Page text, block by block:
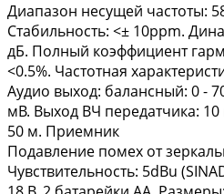
Диапазон несущей частоты:
Стабильность: <± 10ppm.
дБ. Полный коэффициент
<0.5%. Частотная
Аудио выход: балансный: 0 -
мВ. Выход ВЧ передатчика:
50 м. Приемник
Подавление помех от
Чувствительность: 5dBu